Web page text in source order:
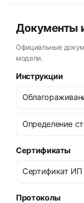
Документы
Официальные
модели.
Инструкции
Определение
Сертификаты
Сертификат
Протоколы